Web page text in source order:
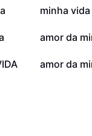
132,2 mil
minha vida
17,9 mil
amor da
243
amor da